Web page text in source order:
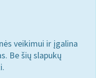
veikimui ir įgalina
Be šių slapukų